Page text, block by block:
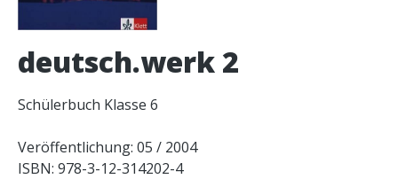
deutsch.werk 2
Schülerbuch Klasse 6
Veröffentlichung: 05 / 2004
ISBN: 978-3-12-314202-4